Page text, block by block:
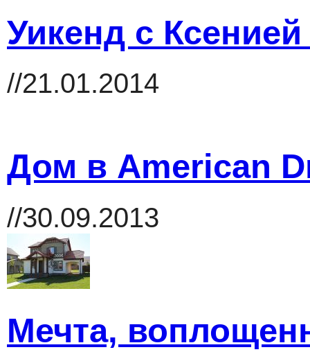
Уикенд с
//21.01.2014
Дом в American
//30.09.2013
Мечта,